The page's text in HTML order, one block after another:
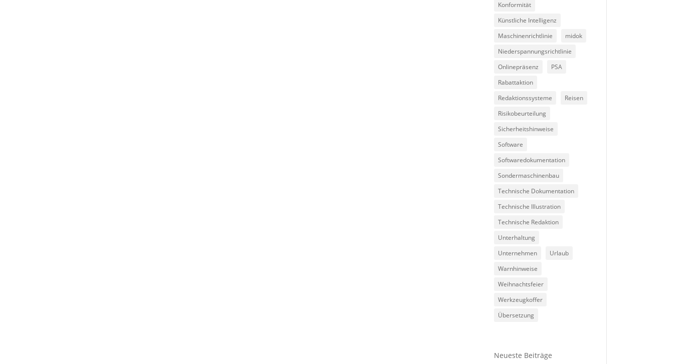
Konformität
Künstliche Intelligenz
Maschinenrichtlinie
midok
Niederspannungsrichtlinie
Onlinepräsenz
PSA
Rabattaktion
Redaktionssysteme
Reisen
Risikobeurteilung
Sicherheitshinweise
Software
Softwaredokumentation
Sondermaschinenbau
Technische Dokumentation
Technische Illustration
Technische Redaktion
Unterhaltung
Unternehmen
Urlaub
Warnhinweise
Weihnachtsfeier
Werkzeugkoffer
Übersetzung
Neueste Beiträge